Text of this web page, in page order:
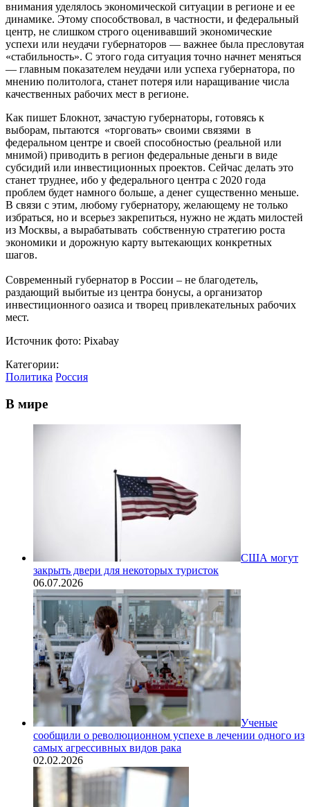
внимания уделялось экономической ситуации в регионе и ее
динамике. Этому способствовал, в частности, и федеральный
центр, не слишком строго оценивавший экономические
успехи или неудачи губернаторов — важнее была пресловутая
«стабильность». С этого года ситуация точно начнет меняться
— главным показателем неудачи или успеха губернатора, по
мнению политолога, станет потеря или наращивание числа
качественных рабочих мест в регионе.
Как пишет Блокнот, зачастую губернаторы, готовясь к
выборам, пытаются «торговать» своими связями в
федеральном центре и своей способностью (реальной или
мнимой) приводить в регион федеральные деньги в виде
субсидий или инвестиционных проектов. Сейчас делать это
станет труднее, ибо у федерального центра с 2020 года
проблем будет намного больше, а денег существенно меньше.
В связи с этим, любому губернатору, желающему не только
избраться, но и всерьез закрепиться, нужно не ждать милостей
из Москвы, а вырабатывать собственную стратегию роста
экономики и дорожную карту вытекающих конкретных
шагов.
Современный губернатор в России – не благодетель,
раздающий выбитые из центра бонусы, а организатор
инвестиционного оазиса и творец привлекательных рабочих
мест.
Источник фото: Pixabay
Категории:
Политика Россия
В мире
США могут
закрыть двери для некоторых туристок
06.07.2026
Ученые
сообщили о революционном успехе в лечении одного из
самых агрессивных видов рака
02.02.2026